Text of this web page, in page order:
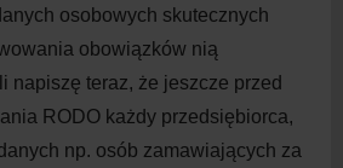
osobowych skutecznych
obowiązków nią
napiszę teraz, że jeszcze przed
RODO każdy przedsiębiorca,
np. osób zamawiających za